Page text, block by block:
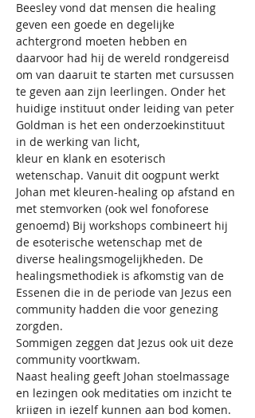
Beesley vond dat mensen die healing
geven een goede en degelijke
achtergrond moeten hebben en
daarvoor had hij de wereld rondgereisd
om van daaruit te starten met cursussen
te geven aan zijn leerlingen. Onder het
huidige instituut onder leiding van peter
Goldman is het een onderzoekinstituut
in de werking van licht,
kleur en klank en esoterisch
wetenschap. Vanuit dit oogpunt werkt
Johan met kleuren-healing op afstand en
met stemvorken (ook wel fonoforese
genoemd) Bij workshops combineert hij
de esoterische wetenschap met de
diverse healingsmogelijkheden. De
healingsmethodiek is afkomstig van de
Essenen die in de periode van Jezus een
community hadden die voor genezing
zorgden.
Sommigen zeggen dat Jezus ook uit deze
community voortkwam.
Naast healing geeft Johan stoelmassage
en lezingen ook meditaties om inzicht te
krijgen in jezelf kunnen aan bod komen.